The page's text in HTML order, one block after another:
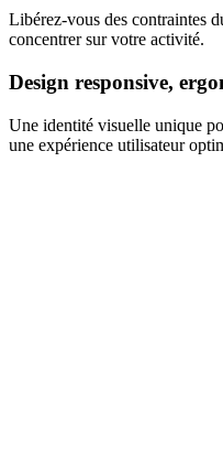
Libérez-vous des contraintes
concentrer sur votre activité.
Design responsive,
Une identité visuelle unique
une expérience utilisateur